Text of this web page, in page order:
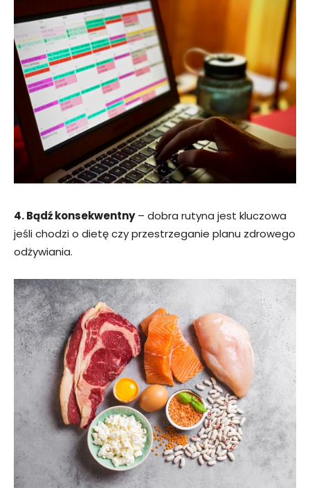
4. Bądź konsekwentny– dobra rutyna jest kluczowa
jeśli chodzi o dietę czy przestrzeganie planu zdrowego
odżywiania.